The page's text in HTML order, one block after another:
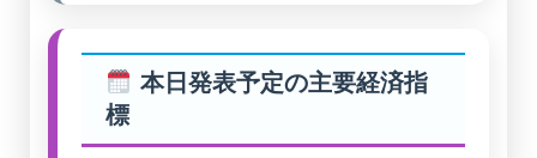
本日発表予定の主要経済指
標